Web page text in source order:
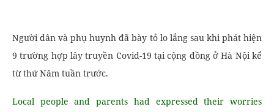
Người dân và phụ huynh đã bày tỏ lo lắng sau khi phát hiện
9 trường hợp lây truyền Covid-19 tại cộng đồng ở Hà Nội kể
từ thứ Năm tuần trước.
Local people and parents had expressed their worries